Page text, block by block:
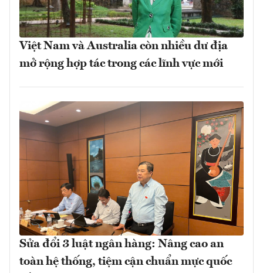
Việt Nam và Australia còn nhiều dư địa
mở rộng hợp tác trong các lĩnh vực mới
Sửa đổi 3 luật ngân hàng: Nâng cao an
toàn hệ thống, tiệm cận chuẩn mực quốc